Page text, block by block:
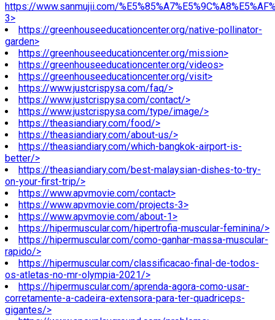
https://www.sanmujii.com/
3>
https://greenhouseeducationcenter.org/native-pollinator-
garden>
https://greenhouseeducationcenter.org/mission>
https://greenhouseeducationcenter.org/videos>
https://greenhouseeducationcenter.org/visit>
https://www.justcrispysa.com/faq/>
https://www.justcrispysa.com/contact/>
https://www.justcrispysa.com/type/image/>
https://theasiandiary.com/food/>
https://theasiandiary.com/about-us/>
https://theasiandiary.com/which-bangkok-airport-is-
better/>
https://theasiandiary.com/best-malaysian-dishes-to-try-
on-your-first-trip/>
https://www.apvmovie.com/contact>
https://www.apvmovie.com/projects-3>
https://www.apvmovie.com/about-1>
https://hipermuscular.com/hipertrofia-muscular-feminina/>
https://hipermuscular.com/como-ganhar-massa-muscular-
rapido/>
https://hipermuscular.com/classificacao-final-de-todos-
os-atletas-no-mr-olympia-2021/>
https://hipermuscular.com/aprenda-agora-como-usar-
corretamente-a-cadeira-extensora-para-ter-quadriceps-
gigantes/>